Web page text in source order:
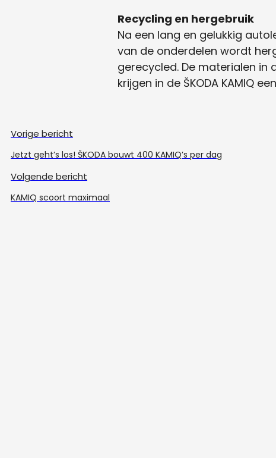
Recycling en hergebruik
Na een lang en gelukkig
van de onderdelen wordt
gerecycled. De materialen
krijgen in de ŠKODA KAMIQ
Vorige bericht
Jetzt geht’s los! ŠKODA bouwt 400 KAMIQ’s per dag
Volgende bericht
KAMIQ scoort maximaal